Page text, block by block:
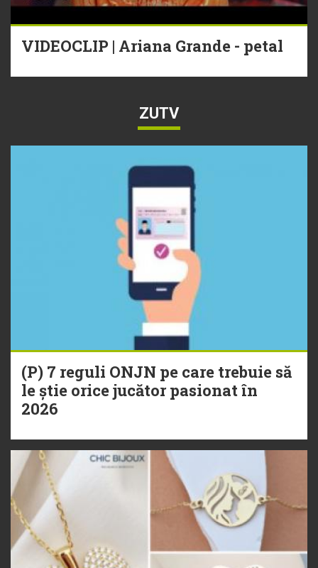
VIDEOCLIP | Ariana Grande - petal
ZUTV
(P) 7 reguli ONJN pe care trebuie să
le știe orice jucător pasionat în
2026